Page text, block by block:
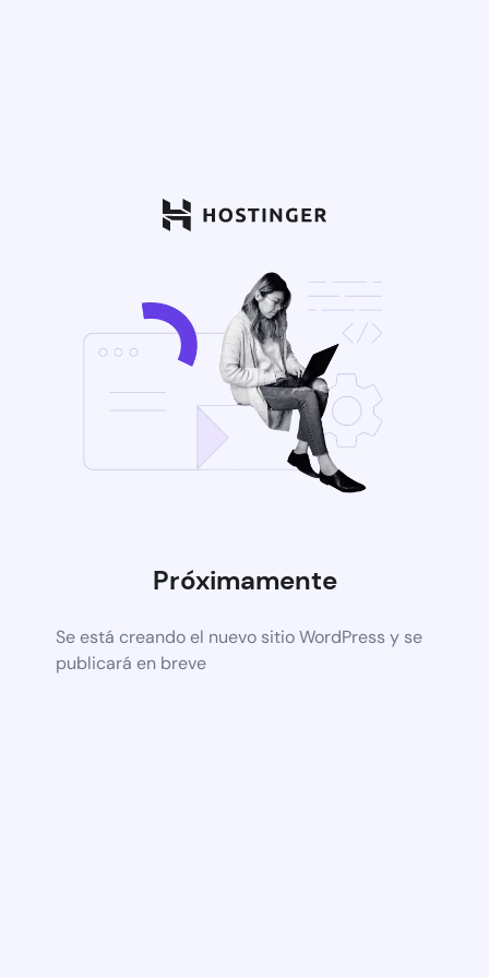
Próximamente
Se está creando el nuevo sitio WordPress y se
publicará en breve